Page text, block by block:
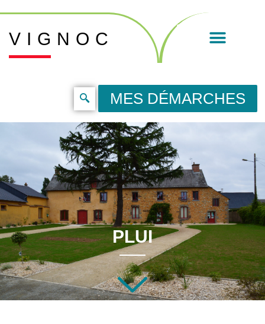
VIGNOC
MES DÉMARCHES
PLUI